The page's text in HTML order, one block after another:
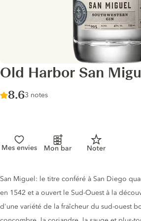
Old Harbor San
Score :
8.6/ 10
3 notes
Mes envies Mon bar Noter
Description du gin
San Miguel: le titre conféré à San Diego
en 1542 et a ouvert le Sud-Ouest à la
d'une variété de la fraîcheur du sud-ouest